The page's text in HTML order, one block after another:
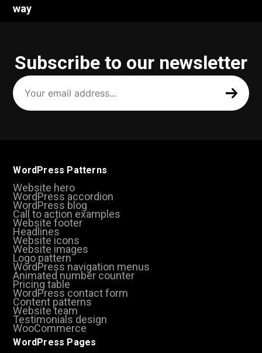
way
Subscribe to our newsletter
Your
email
address
(Required)
WordPress Patterns
Website hero
WordPress accordion
WordPress blog
Call to action examples
Website footer
Headlines
Website icons
Website images
Logo pattern
WordPress navigation menus
Animated number counter
Pricing table
WordPress contact form
Content patterns
Website team
Testimonials design
WooCommerce
WordPress Pages